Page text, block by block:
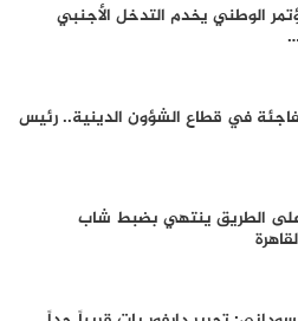
الوطني يخدم التدخل الأجنبي
في قطاع الشؤون الدينية.. رئيس
الطريق ينتهي بضبط شاب